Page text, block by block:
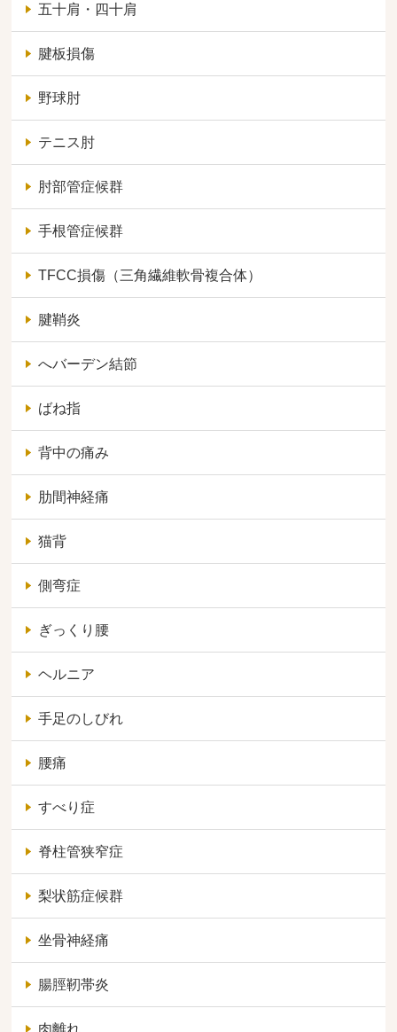
五十肩・四十肩
腱板損傷
野球肘
テニス肘
肘部管症候群
手根管症候群
TFCC損傷（三角繊維軟骨複合体）
腱鞘炎
へバーデン結節
ばね指
背中の痛み
肋間神経痛
猫背
側弯症
ぎっくり腰
ヘルニア
手足のしびれ
腰痛
すべり症
脊柱管狭窄症
梨状筋症候群
坐骨神経痛
腸脛靭帯炎